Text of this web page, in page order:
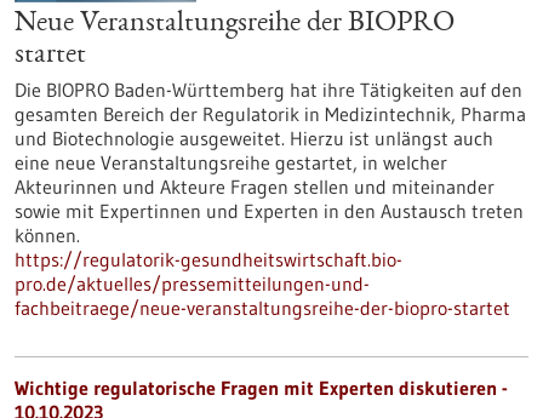
Neue Veranstaltungsreihe der BIOPRO
startet
Die BIOPRO Baden-Württemberg hat ihre Tätigkeiten auf den
gesamten Bereich der Regulatorik in Medizintechnik, Pharma
und Biotechnologie ausgeweitet. Hierzu ist unlängst auch
eine neue Veranstaltungsreihe gestartet, in welcher
Akteurinnen und Akteure Fragen stellen und miteinander
sowie mit Expertinnen und Experten in den Austausch treten
können.
https://regulatorik-gesundheitswirtschaft.bio-
pro.de/aktuelles/pressemitteilungen-und-
fachbeitraege/neue-veranstaltungsreihe-der-biopro-startet
Wichtige regulatorische Fragen mit Experten diskutieren -
10.10.2023